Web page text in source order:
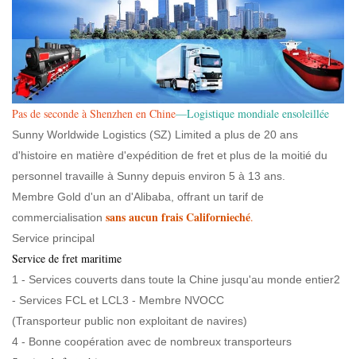
Pas de seconde à Shenzhen en Chine—Logistique mondiale ensoleillée
Sunny Worldwide Logistics (SZ) Limited a plus de 20 ans
d'histoire en matière d'expédition de fret et plus de la moitié du
personnel travaille à Sunny depuis environ 5 à 13 ans.
Membre Gold d'un an d'Alibaba, offrant un tarif de
commercialisation sans aucun frais Californieché.
Service principal
Service de fret maritime
1 - Services couverts dans toute la Chine jusqu'au monde entier2
- Services FCL et LCL3 - Membre NVOCC
(Transporteur public non exploitant de navires)
4 - Bonne coopération avec de nombreux transporteurs